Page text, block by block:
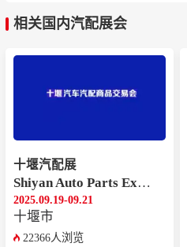
相关国内汽配展会
十堰汽配展
Shiyan Auto Parts Exhibition
2025.09.19-09.21
十堰市
22366人浏览